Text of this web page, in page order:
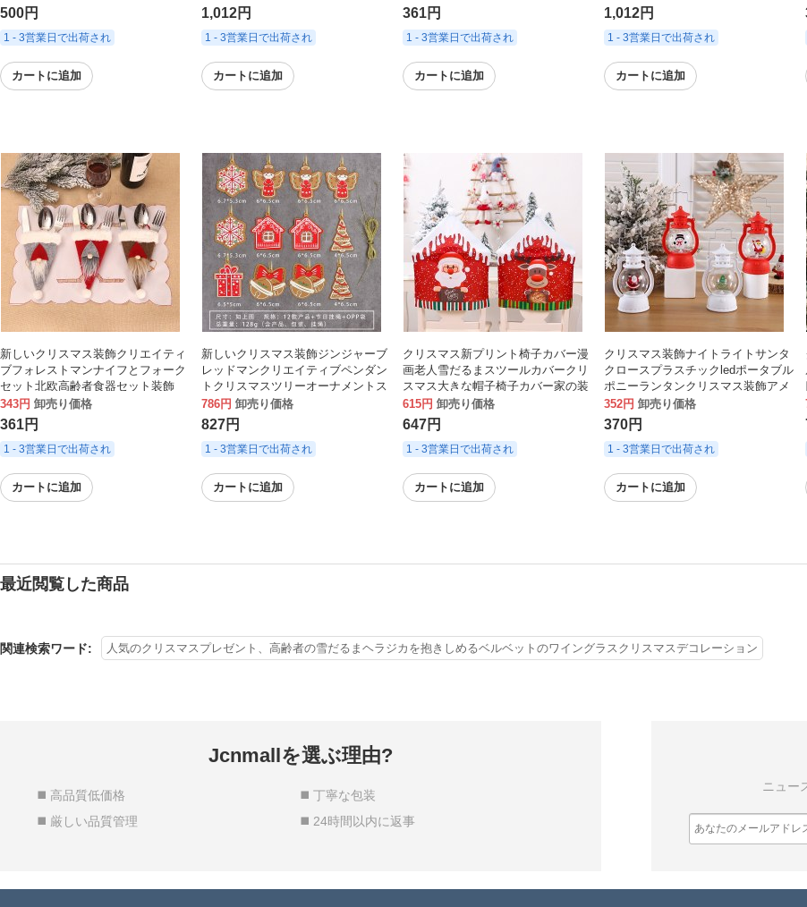
500円
1 - 3営業日で出荷され
カートに追加
1,012円
1 - 3営業日で出荷され
カートに追加
361円
1 - 3営業日で出荷され
カートに追加
1,012円
1 - 3営業日で出荷され
カートに追加
新しいクリスマス装飾クリエイティ
ブフォレストマンナイフとフォーク
セット北欧高齢者食器セット装飾
343円 卸売り価格
361円
1 - 3営業日で出荷され
カートに追加
新しいクリスマス装飾ジンジャーブ
レッドマンクリエイティブペンダン
トクリスマスツリーオーナメントス
ノーフレークエンジェルシーンレイ
アウト小道具
786円 卸売り価格
827円
1 - 3営業日で出荷され
カートに追加
クリスマス新プリント椅子カバー漫
画老人雪だるまスツールカバークリ
スマス大きな帽子椅子カバー家の装
飾
615円 卸売り価格
647円
1 - 3営業日で出荷され
カートに追加
クリスマス装飾ナイトライトサンタ
クロースプラスチックledポータブル
ポニーランタンクリスマス装飾アメ
リカンスタイルランタン
352円 卸売り価格
370円
1 - 3営業日で出荷され
カートに追加
最近閲覧した商品
関連検索ワード: 人気のクリスマスプレゼント、高齢者の雪だるまヘラジカを抱きしめるベルベットのワイングラスクリスマスデコレーション
Jcnmallを選ぶ理由?
◼️ 高品質低価格
◼️ 丁寧な包装
◼️ 厳しい品質管理
◼️ 24時間以内に返事
ニュー